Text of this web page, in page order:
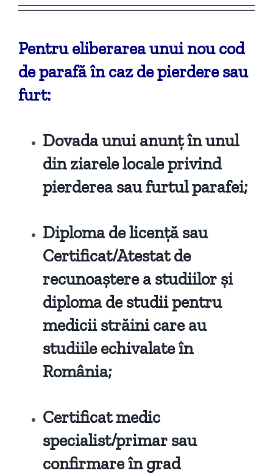
Pentru eliberarea unui nou cod
de parafă în caz de pierdere sau
furt:
Dovada unui anunț în unul
din ziarele locale privind
pierderea sau furtul parafei;
Diploma de licență sau
Certificat/Atestat de
recunoaștere a studiilor și
diploma de studii pentru
medicii străini care au
studiile echivalate în
România;
Certificat medic
specialist/primar sau
confirmare în grad